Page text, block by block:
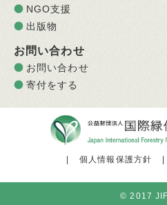
NGO支援
出版物
お問い合わせ
お問い合わせ
寄付をする
個人情報保護方針
© 2017